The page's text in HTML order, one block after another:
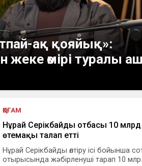
ақ қояйық»:
жеке өмірі туралы
ҚОҒАМ
Нұрай Серікбайдың отбасы 10 млрд
өтемақы талап етті
Нұрай Серікбайды өлтіру ісі бойынша
отырысында жәбірленуші тарап 10